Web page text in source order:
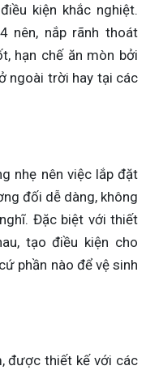
kiện khắc nghiệt.
nên, nắp rãnh thoát
hạn chế ăn mòn bởi
ngoài trời hay tại các
nhẹ nên việc lắp đặt
đối dễ dàng, không
Đặc biệt với thiết
tạo điều kiện cho
phần nào để vệ sinh
được thiết kế với các